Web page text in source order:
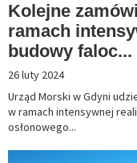
Kolejne
ramach
budowy faloc...
26 luty 2024
Urząd Morski w Gdyni
w ramach intensywnej
osłonowego...